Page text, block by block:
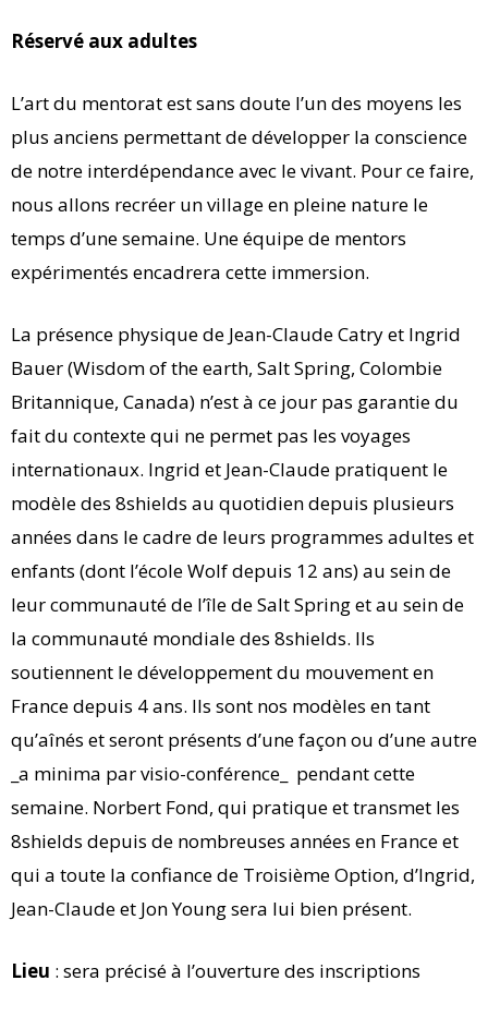
Réservé aux adultes
L’art du mentorat est sans doute l’un des moyens les
plus anciens permettant de développer la conscience
de notre interdépendance avec le vivant. Pour ce faire,
nous allons recréer un village en pleine nature le
temps d’une semaine. Une équipe de mentors
expérimentés encadrera cette immersion.
La présence physique de Jean-Claude Catry et Ingrid
Bauer (Wisdom of the earth, Salt Spring, Colombie
Britannique, Canada) n’est à ce jour pas garantie du
fait du contexte qui ne permet pas les voyages
internationaux. Ingrid et Jean-Claude pratiquent le
modèle des 8shields au quotidien depuis plusieurs
années dans le cadre de leurs programmes adultes et
enfants (dont l’école Wolf depuis 12 ans) au sein de
leur communauté de l’île de Salt Spring et au sein de
la communauté mondiale des 8shields. Ils
soutiennent le développement du mouvement en
France depuis 4 ans. Ils sont nos modèles en tant
qu’aînés et seront présents d’une façon ou d’une autre
_a minima par visio-conférence_ pendant cette
semaine. Norbert Fond, qui pratique et transmet les
8shields depuis de nombreuses années en France et
qui a toute la confiance de Troisième Option, d’Ingrid,
Jean-Claude et Jon Young sera lui bien présent.
Lieu : sera précisé à l’ouverture des inscriptions